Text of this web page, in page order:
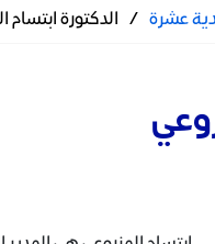
عشرة / الدكتورة ابتسام